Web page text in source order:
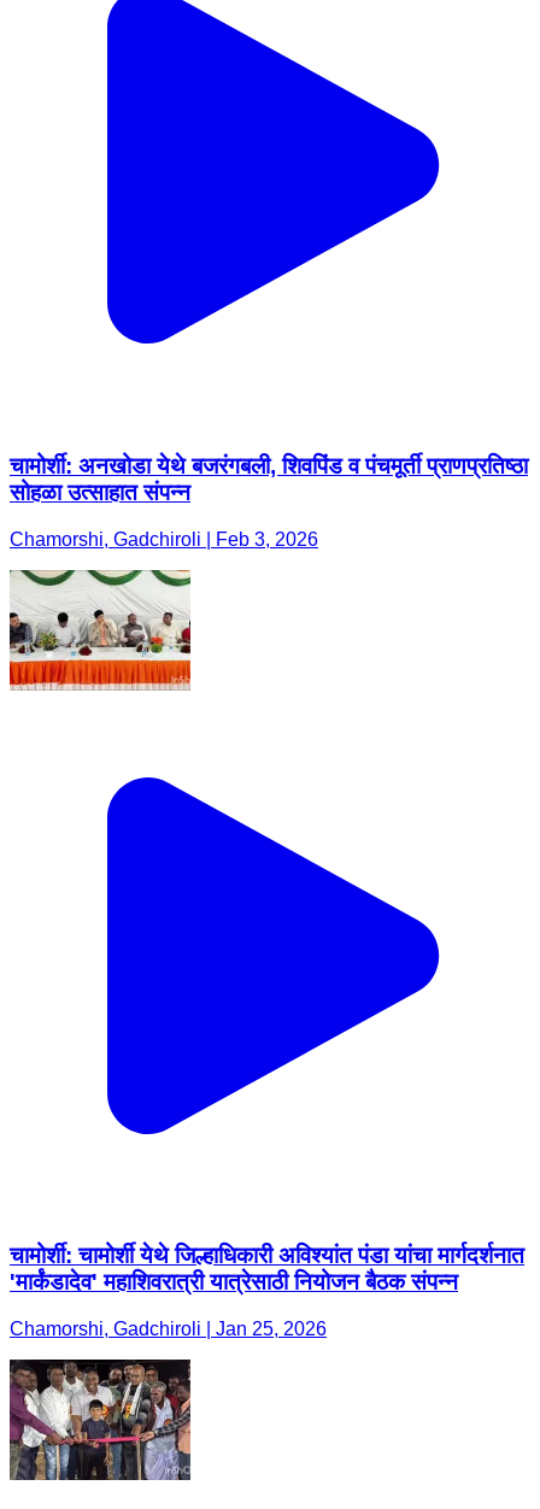
चामोर्शी: अनखोडा येथे बजरंगबली, शिवपिंड व पंचमूर्ती प्राणप्रतिष्ठा
सोहळा उत्साहात संपन्न
Chamorshi, Gadchiroli | Feb 3, 2026
चामोर्शी: चामोर्शी येथे जिल्हाधिकारी अविश्यांत पंडा यांचा मार्गदर्शनात
'मार्कंडादेव' महाशिवरात्री यात्रेसाठी नियोजन बैठक संपन्न
Chamorshi, Gadchiroli | Jan 25, 2026